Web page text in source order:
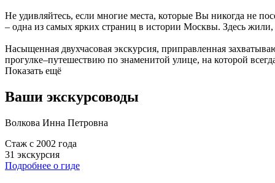
Не удивляйтесь, если многие места, которые Вы никогда не
– одна из самых ярких страниц в истории Москвы. Здесь
Насыщенная двухчасовая экскурсия, приправленная
прогулке–путешествию по знаменитой улице, на которой
Показать ещё
Ваши экскурсоводы
Волкова Инна Петровна
Стаж с 2002 года
31 экскурcия
Подробнее о гиде